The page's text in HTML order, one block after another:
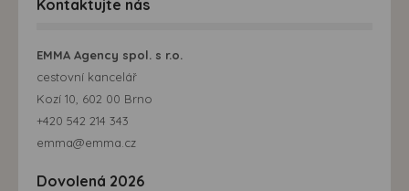
Kontaktujte nás
EMMA Agency spol. s r.o.
cestovní kancelář
Kozí 10, 602 00 Brno
+420 542 214 343
emma@emma.cz
Dovolená 2026